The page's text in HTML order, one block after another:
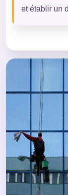
et établir un